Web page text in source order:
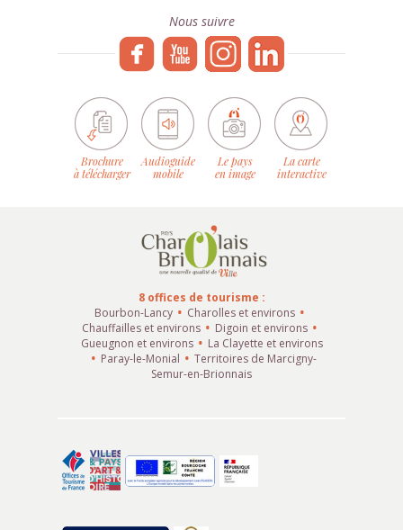
Nous suivre
Brochure
à télécharger
Audioguide
mobile
Le pays
en image
La carte
interactive
8 offices de tourisme :
Bourbon-Lancy
Charolles et environs
Chauffailles et environs
Digoin et environs
Gueugnon et environs
La Clayette et environs
Paray-le-Monial
Territoires de Marcigny-
Semur-en-Brionnais